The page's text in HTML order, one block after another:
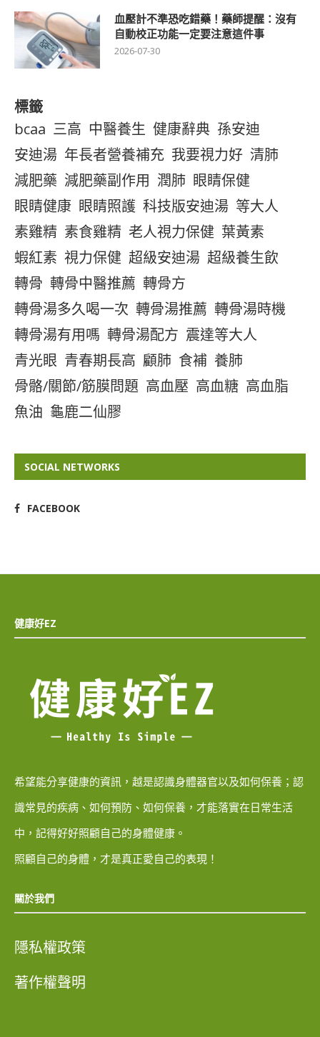
血壓計不準恐吃錯藥！藥師提醒：沒有
自動校正功能一定要注意這件事
2026-07-30
標籤
bcaa 三高 中醫養生 健康辭典 孫安迪
安迪湯 年長者營養補充 我要視力好 清肺
減肥藥 減肥藥副作用 潤肺 眼睛保健
眼睛健康 眼睛照護 科技版安迪湯 等大人
素雞精 素食雞精 老人視力保健 葉黃素
蝦紅素 視力保健 超級安迪湯 超級養生飲
轉骨 轉骨中醫推薦 轉骨方
轉骨湯多久喝一次 轉骨湯推薦 轉骨湯時機
轉骨湯有用嗎 轉骨湯配方 震達等大人
青光眼 青春期長高 顧肺 食補 養肺
骨骼/關節/筋膜問題 高血壓 高血糖 高血脂
魚油 龜鹿二仙膠
SOCIAL NETWORKS
FACEBOOK
健康好EZ
希望能分享健康的資訊，越是認識身體器官以及如何保養；認
識常見的疾病、如何預防、如何保養，才能落實在日常生活
中，記得好好照顧自己的身體健康。
照顧自己的身體，才是真正愛自己的表現！
關於我們
隱私權政策
著作權聲明